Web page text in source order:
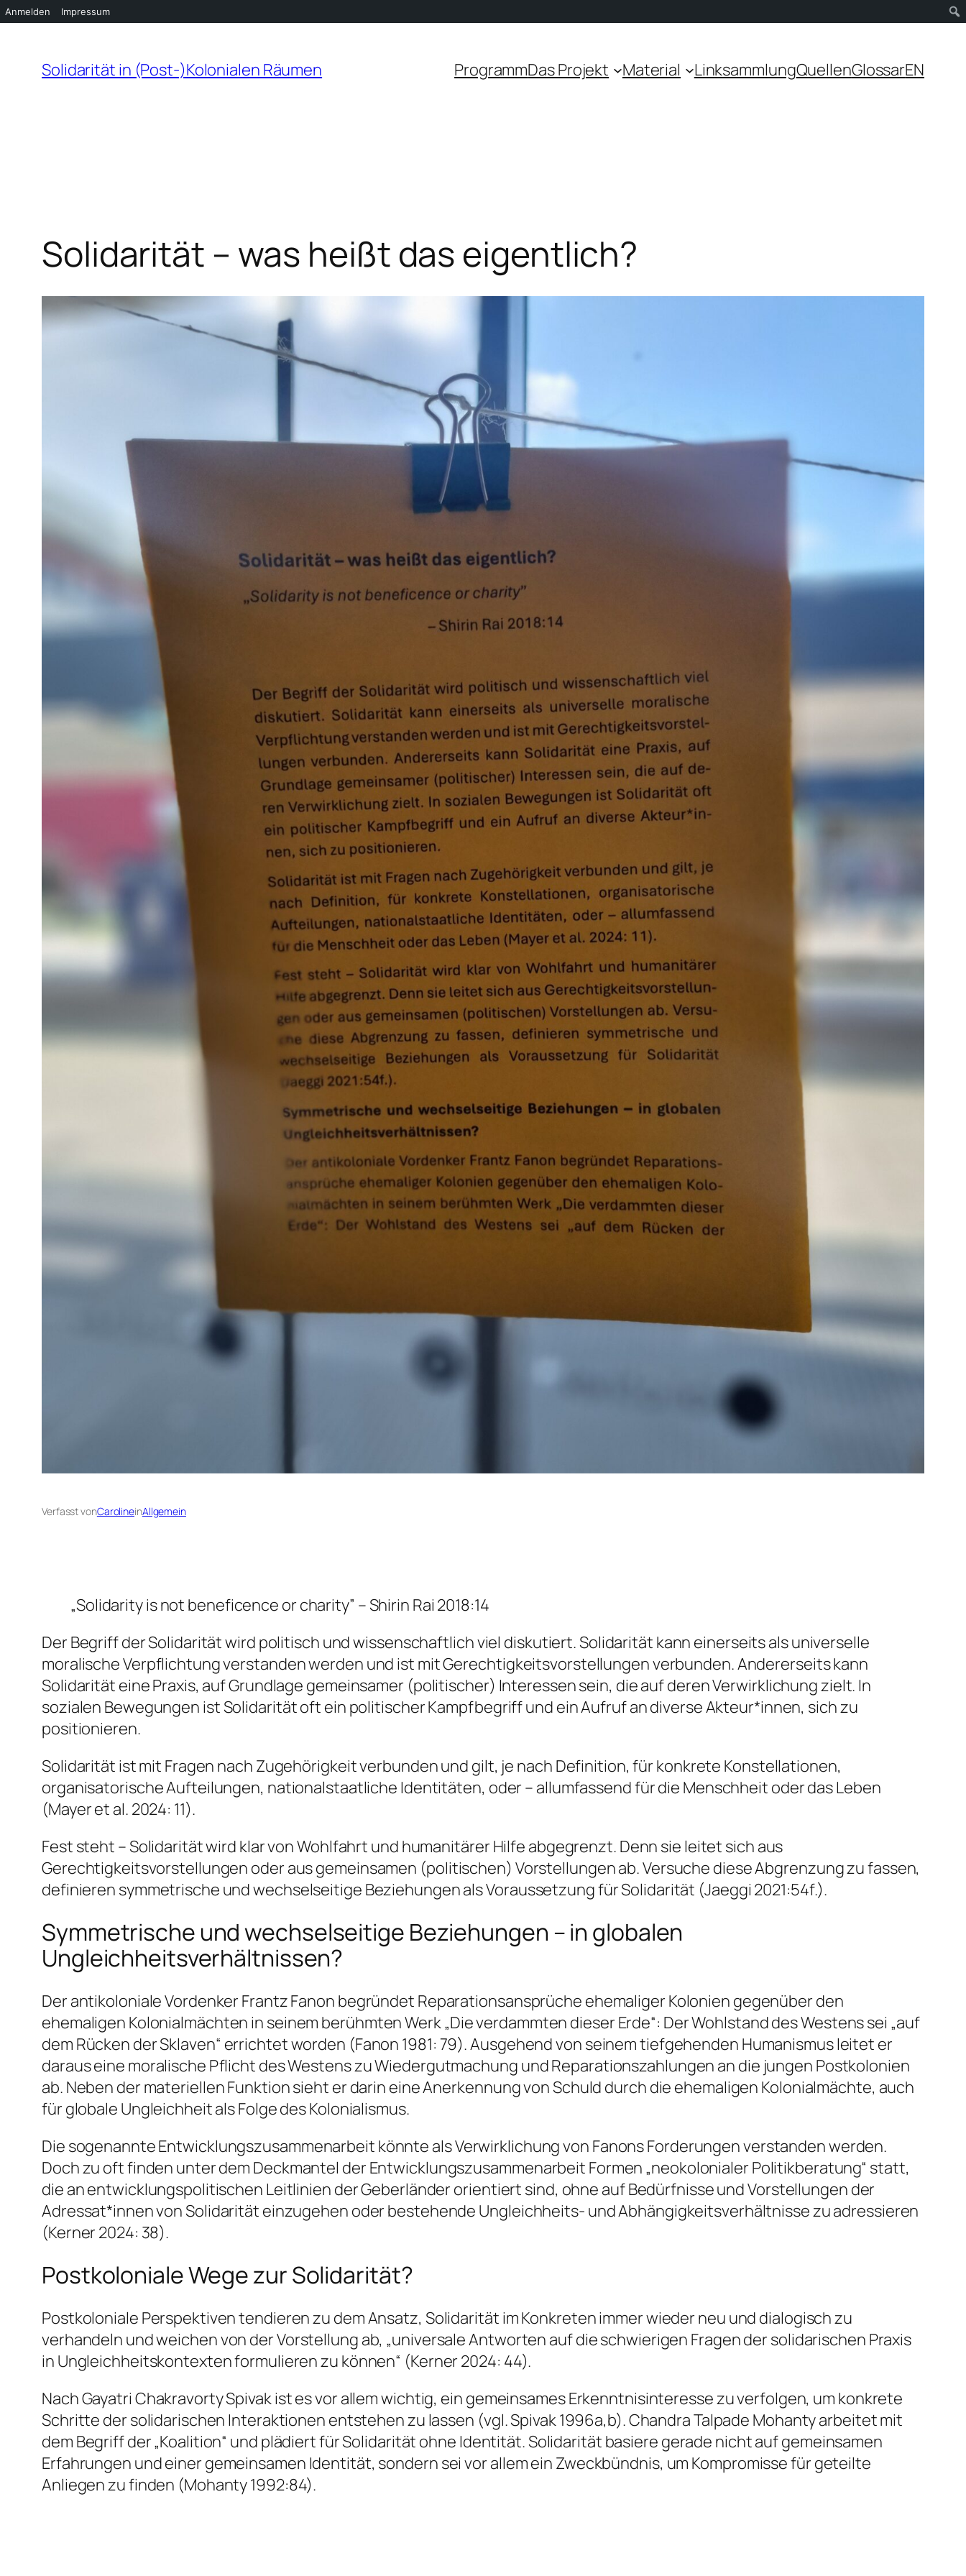
Anmelden Impressum
Inhalt
springen
Solidarität in (Post-)Kolonialen Räumen ProgrammDas Projekt Material LinksammlungQuellenGlossarEN
Solidarität – was heißt das eigentlich?
Verfasst vonCarolineinAllgemein
„Solidarity is not beneficence or charity” – Shirin Rai 2018:14
Der Begriff der Solidarität wird politisch und wissenschaftlich viel diskutiert. Solidarität kann einerseits als universelle
moralische Verpflichtung verstanden werden und ist mit Gerechtigkeitsvorstellungen verbunden. Andererseits kann
Solidarität eine Praxis, auf Grundlage gemeinsamer (politischer) Interessen sein, die auf deren Verwirklichung zielt. In
sozialen Bewegungen ist Solidarität oft ein politischer Kampfbegriff und ein Aufruf an diverse Akteur*innen, sich zu
positionieren.
Solidarität ist mit Fragen nach Zugehörigkeit verbunden und gilt, je nach Definition, für konkrete Konstellationen,
organisatorische Aufteilungen, nationalstaatliche Identitäten, oder – allumfassend für die Menschheit oder das Leben
(Mayer et al. 2024: 11).
Fest steht – Solidarität wird klar von Wohlfahrt und humanitärer Hilfe abgegrenzt. Denn sie leitet sich aus
Gerechtigkeitsvorstellungen oder aus gemeinsamen (politischen) Vorstellungen ab. Versuche diese Abgrenzung zu fassen,
definieren symmetrische und wechselseitige Beziehungen als Voraussetzung für Solidarität (Jaeggi 2021:54f.).
Symmetrische und wechselseitige Beziehungen – in globalen
Ungleichheitsverhältnissen?
Der antikoloniale Vordenker Frantz Fanon begründet Reparationsansprüche ehemaliger Kolonien gegenüber den
ehemaligen Kolonialmächten in seinem berühmten Werk „Die verdammten dieser Erde“: Der Wohlstand des Westens sei „auf
dem Rücken der Sklaven“ errichtet worden (Fanon 1981: 79). Ausgehend von seinem tiefgehenden Humanismus leitet er
daraus eine moralische Pflicht des Westens zu Wiedergutmachung und Reparationszahlungen an die jungen Postkolonien
ab. Neben der materiellen Funktion sieht er darin eine Anerkennung von Schuld durch die ehemaligen Kolonialmächte, auch
für globale Ungleichheit als Folge des Kolonialismus.
Die sogenannte Entwicklungszusammenarbeit könnte als Verwirklichung von Fanons Forderungen verstanden werden.
Doch zu oft finden unter dem Deckmantel der Entwicklungszusammenarbeit Formen „neokolonialer Politikberatung“ statt,
die an entwicklungspolitischen Leitlinien der Geberländer orientiert sind, ohne auf Bedürfnisse und Vorstellungen der
Adressat*innen von Solidarität einzugehen oder bestehende Ungleichheits- und Abhängigkeitsverhältnisse zu adressieren
(Kerner 2024: 38).
Postkoloniale Wege zur Solidarität?
Postkoloniale Perspektiven tendieren zu dem Ansatz, Solidarität im Konkreten immer wieder neu und dialogisch zu
verhandeln und weichen von der Vorstellung ab, „universale Antworten auf die schwierigen Fragen der solidarischen Praxis
in Ungleichheitskontexten formulieren zu können“ (Kerner 2024: 44).
Nach Gayatri Chakravorty Spivak ist es vor allem wichtig, ein gemeinsames Erkenntnisinteresse zu verfolgen, um konkrete
Schritte der solidarischen Interaktionen entstehen zu lassen (vgl. Spivak 1996a,b). Chandra Talpade Mohanty arbeitet mit
dem Begriff der „Koalition“ und plädiert für Solidarität ohne Identität. Solidarität basiere gerade nicht auf gemeinsamen
Erfahrungen und einer gemeinsamen Identität, sondern sei vor allem ein Zweckbündnis, um Kompromisse für geteilte
Anliegen zu finden (Mohanty 1992:84).